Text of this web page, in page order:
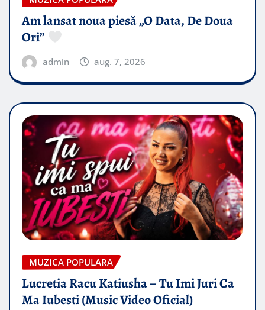
Am lansat noua piesă „O Data, De Doua
Ori”
admin aug. 7, 2026
MUZICA POPULARA
Lucretia Racu Katiusha – Tu Imi Juri Ca
Ma Iubesti (Music Video Oficial)